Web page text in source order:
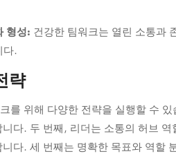
형성: 건강한 팀워크는 열린 소통과
다.
략
를 위해 다양한 전략을 실행할 수
다. 두 번째, 리더는 소통의 허브
다. 세 번째는 명확한 목표와 역할